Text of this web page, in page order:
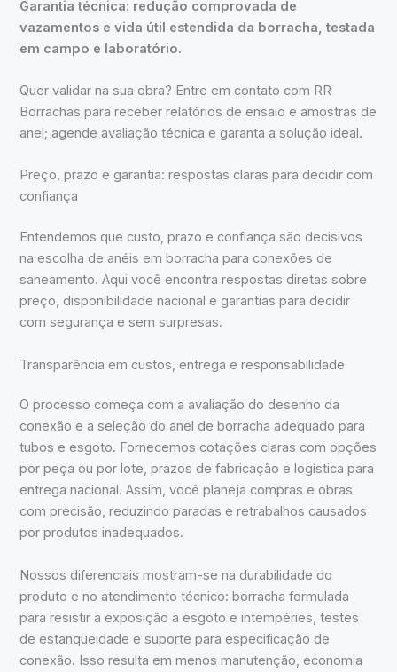
Garantia técnica: redução comprovada de
vazamentos e vida útil estendida da borracha, testada
em campo e laboratório.
Quer validar na sua obra? Entre em contato com RR
Borrachas para receber relatórios de ensaio e amostras de
anel; agende avaliação técnica e garanta a solução ideal.
Preço, prazo e garantia: respostas claras para decidir com
confiança
Entendemos que custo, prazo e confiança são decisivos
na escolha de anéis em borracha para conexões de
saneamento. Aqui você encontra respostas diretas sobre
preço, disponibilidade nacional e garantias para decidir
com segurança e sem surpresas.
Transparência em custos, entrega e responsabilidade
O processo começa com a avaliação do desenho da
conexão e a seleção do anel de borracha adequado para
tubos e esgoto. Fornecemos cotações claras com opções
por peça ou por lote, prazos de fabricação e logística para
entrega nacional. Assim, você planeja compras e obras
com precisão, reduzindo paradas e retrabalhos causados
por produtos inadequados.
Nossos diferenciais mostram-se na durabilidade do
produto e no atendimento técnico: borracha formulada
para resistir a exposição a esgoto e intempéries, testes
de estanqueidade e suporte para especificação de
conexão. Isso resulta em menos manutenção, economia